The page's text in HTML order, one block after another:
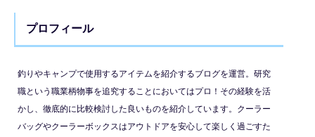
プロフィール
釣りやキャンプで使用するアイテムを紹介するブログを運営。研究
職という職業柄物事を追究することにおいてはプロ！その経験を活
かし、徹底的に比較検討した良いものを紹介しています。クーラー
バッグやクーラーボックスはアウトドアを安心して楽しく過ごすた